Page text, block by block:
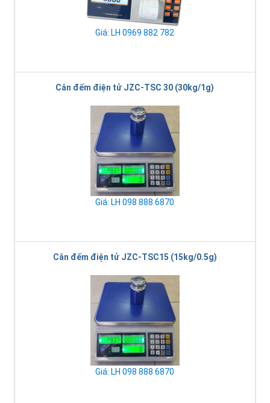
Giá: LH 0969 882 782
Cân đếm điện tử JZC-TSC 30 (30kg/1g)
Giá: LH 098 888 6870
Cân đếm điện tử JZC-TSC15 (15kg/0.5g)
Giá: LH 098 888 6870